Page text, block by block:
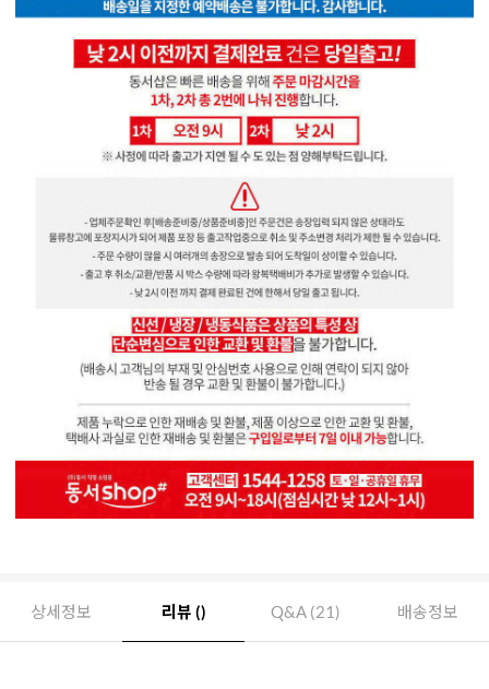
상세정보 리뷰 () Q&A (21) 배송정보